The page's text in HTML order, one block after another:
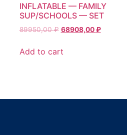
INFLATABLE — FAMILY
SUP/SCHOOLS — SET
89950,00₽ 68908,00₽
Add to cart